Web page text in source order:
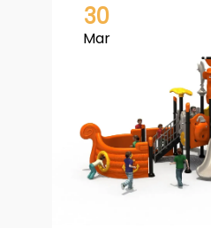
30
Mar